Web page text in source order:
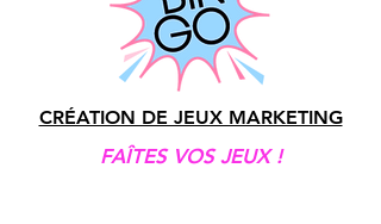
CRÉATION DE JEUX MARKETING
FAÎTES VOS JEUX !